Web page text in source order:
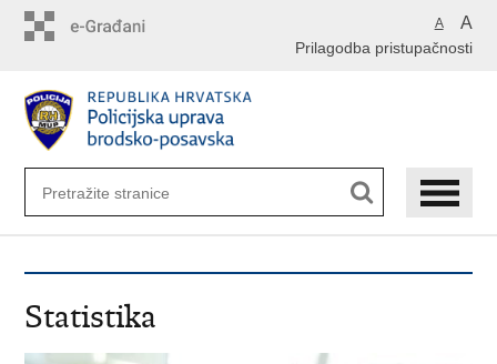
A A
Prilagodba pristupačnosti
Statistika